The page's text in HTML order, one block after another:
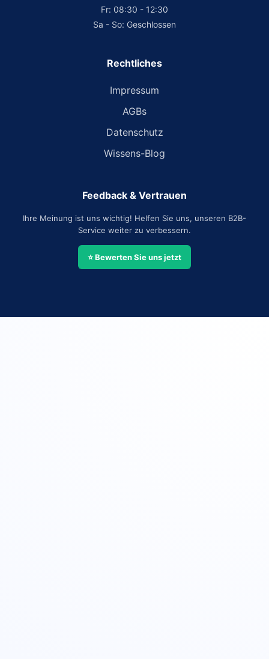
Fr: 08:30 - 12:30
Sa - So: Geschlossen
Rechtliches
Impressum
AGBs
Datenschutz
Wissens-Blog
Feedback & Vertrauen
Ihre Meinung ist uns wichtig! Helfen Sie uns, unseren B2B-
Service weiter zu verbessern.
⭐ Bewerten Sie uns jetzt